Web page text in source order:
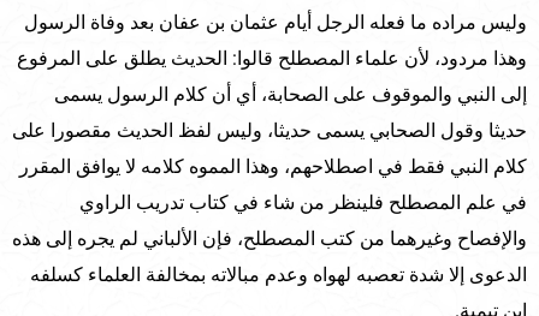
وليس مراده ما فعله الرجل أيام عثمان بن عفان بعد وفاة الرسول
وهذا مردود، لأن علماء المصطلح قالوا: الحديث يطلق على المرفوع
إلى النبي والموقوف على الصحابة، أي أن كلام الرسول يسمى
حديثا وقول الصحابي يسمى حديثا، وليس لفظ الحديث مقصورا على
كلام النبي فقط في اصطلاحهم، وهذا المموه كلامه لا يوافق المقرر
في علم المصطلح فلينظر من شاء في كتاب تدريب الراوي
والإفصاح وغيرهما من كتب المصطلح، فإن الألباني لم يجره إلى هذه
الدعوى إلا شدة تعصبه لهواه وعدم مبالاته بمخالفة العلماء كسلفه
ابن تيمية.